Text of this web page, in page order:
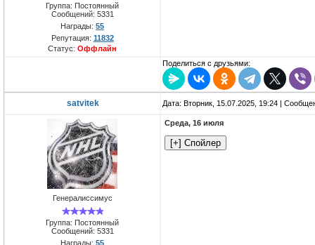
Группа: Постоянный
Сообщений: 5331
Награды: 55
Репутация: 11832
Статус: Оффлайн
Поделиться с друзьями:
satvitek Дата: Вторник, 15.07.2025, 19:24 |
Генералиссимус
Группа: Постоянный
Сообщений: 5331
Награды: 55
Среда, 16 июля